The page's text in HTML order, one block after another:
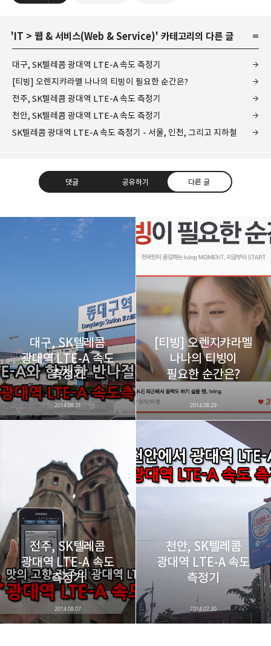
'IT > 웹 & 서비스(Web & Service)' 카테고리의 다른 글
대구, SK텔레콤 광대역 LTE-A 속도 측정기
[티빙] 오렌지캬라멜 나나의 티빙이 필요한 순간은?
전주, SK텔레콤 광대역 LTE-A 속도 측정기
천안, SK텔레콤 광대역 LTE-A 속도 측정기
SK텔레콤 광대역 LTE-A 속도 측정기 - 서울, 인천, 그리고 지하철
댓글 공유하기 다른 글
라인 트위터
카카오스토리 밴드 네이버 블로그
대구, SK텔레콤
광대역 LTE-A 속도
측정기
2014.08.31
[티빙] 오렌지캬라멜
나나의 티빙이
필요한 순간은?
2014.08.29
전주, SK텔레콤
광대역 LTE-A 속도
측정기
2014.08.07
천안, SK텔레콤
광대역 LTE-A 속도
측정기
2014.07.30